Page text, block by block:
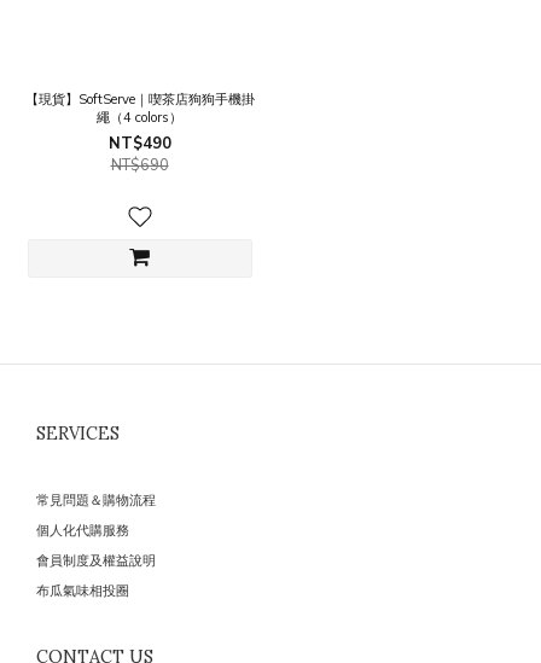
【現貨】SoftServe｜喫茶店狗狗手機掛
繩（4 colors）
NT$490
NT$690
SERVICES
常見問題＆購物流程
個人化代購服務
會員制度及權益說明
布瓜氣味相投圈
CONTACT US